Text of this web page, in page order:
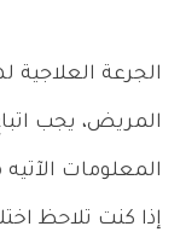
الجرعة
المريض، يجب
المعلومات
إذا كنت تلاحظ